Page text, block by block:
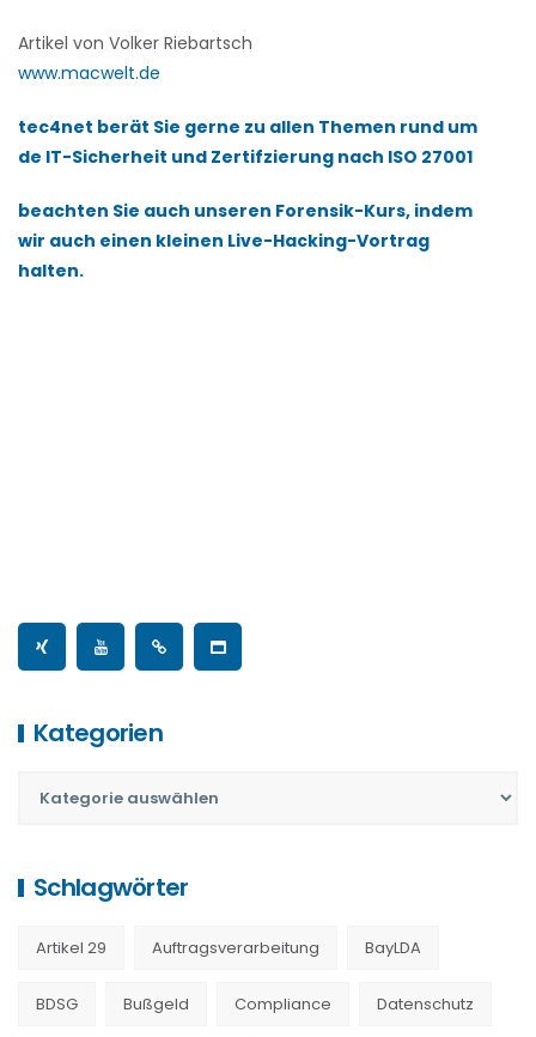
Artikel von Volker Riebartsch
www.macwelt.de
tec4net berät Sie gerne zu allen Themen rund um
de IT-Sicherheit und Zertifzierung nach ISO 27001
beachten Sie auch unseren Forensik-Kurs, indem
wir auch einen kleinen Live-Hacking-Vortrag
halten.
Kategorien
Schlagwörter
Artikel 29 Auftragsverarbeitung BayLDA
BDSG Bußgeld Compliance Datenschutz